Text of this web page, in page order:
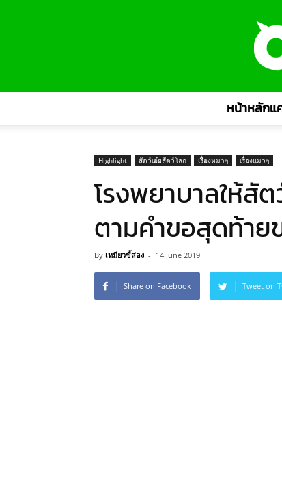
หน้าหลัก
Highlight สัตว์เอ๋ยสัตว์โลก เรื่องหมาๆ เรื่องแมวๆ
โรงพยาบาลให้สัต
ตามคำขอสุดท้า
By เหมียวขี้ส่อง - 14 June 2019
Share on Facebook Tweet on